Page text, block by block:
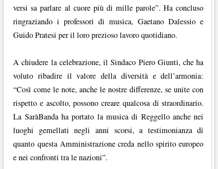
versi sa parlare al cuore più di mille parole”. Ha concluso
ringraziando i professori di musica, Gaetano Dalessio e
Guido Pratesi per il loro prezioso lavoro quotidiano.
A chiudere la celebrazione, il Sindaco Piero Giunti, che ha
voluto ribadire il valore della diversità e dell’armonia:
“Così come le note, anche le nostre differenze, se unite con
rispetto e ascolto, possono creare qualcosa di straordinario.
La SaràBanda ha portato la musica di Reggello anche nei
luoghi gemellati negli anni scorsi, a testimonianza di
quanto questa Amministrazione creda nello spirito europeo
e nei confronti tra le nazioni”.